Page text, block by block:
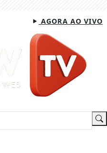
AGORA AO VIVO